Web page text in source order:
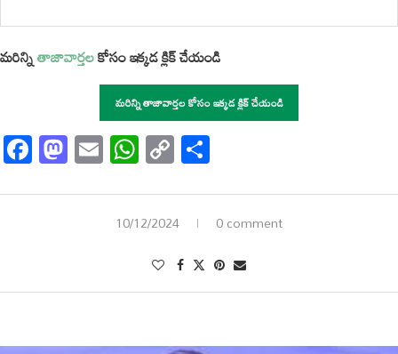
మరిన్నితాజావార్తలకోసం ఇక్కడ క్లిక్ చేయండి
మరిన్ని తాజావార్తల కోసం ఇక్కడ క్లిక్ చేయండి
Facebook
Mastodon
EmailWhatsApp
Copy
Link
10/12/2024 0 comment